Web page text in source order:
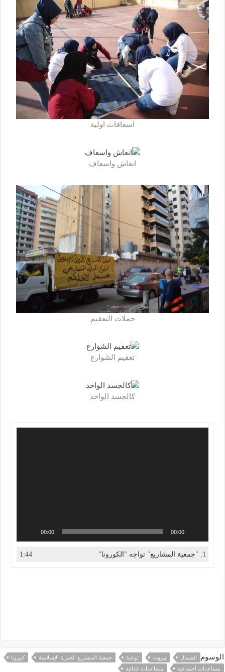
اسعافات اولية
انعاش واسعاف
حملات التعقيم
تعقيم الشوارع
كالجسد الواحد
00:00
00:00
1. "جمعية المشاريع" تواجه "الكورونا" 1:44
الوسوم الشمال بيروت توعية جمعية المشاريع الخيرية الإسلامية
كورونا
مساعدات اجتماعية
مساعدات غذائية